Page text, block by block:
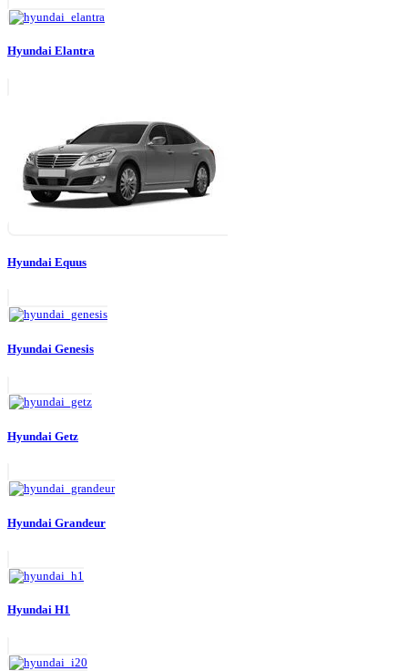
Hyundai Elantra
Hyundai Equus
Hyundai Genesis
Hyundai Getz
Hyundai Grandeur
Hyundai H1